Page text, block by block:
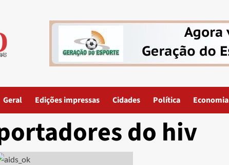
Geral Edições impressas Cidades Política Economia
do hiv